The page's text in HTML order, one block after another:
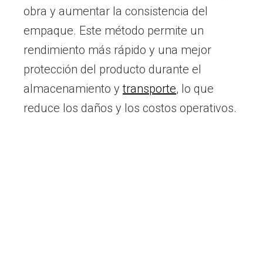
obra y aumentar la consistencia del
empaque. Este método permite un
rendimiento más rápido y una mejor
protección del producto durante el
almacenamiento ytransporte, lo que
reduce los daños y los costos operativos.